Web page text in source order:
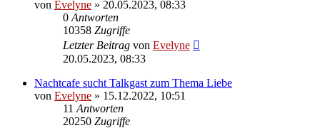
von Evelyne » 20.05.2023, 08:33
0 Antworten
10358 Zugriffe
Letzter Beitrag von Evelyne
20.05.2023, 08:33
Nachtcafe sucht Talkgast zum Thema Liebe
von Evelyne » 15.12.2022, 10:51
11 Antworten
20250 Zugriffe